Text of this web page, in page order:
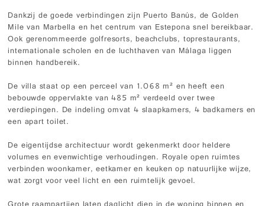
Dankzij de goede verbindingen zijn Puerto Banús, de Golden
Mile van Marbella en het centrum van Estepona snel bereikbaar.
Ook gerenommeerde golfresorts, beachclubs, toprestaurants,
internationale scholen en de luchthaven van Málaga liggen
binnen handbereik.
De villa staat op een perceel van 1.068 m² en heeft een
bebouwde oppervlakte van 485 m² verdeeld over twee
verdiepingen. De indeling omvat 4 slaapkamers, 4 badkamers en
een apart toilet.
De eigentijdse architectuur wordt gekenmerkt door heldere
volumes en evenwichtige verhoudingen. Royale open ruimtes
verbinden woonkamer, eetkamer en keuken op natuurlijke wijze,
wat zorgt voor veel licht en een ruimtelijk gevoel.